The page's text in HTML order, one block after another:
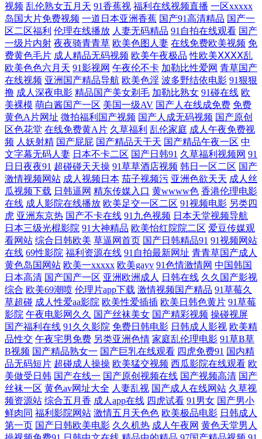
海角社区 九九爱热 人妖女同 亚洲老司机在线 av蜜臀网址 黑丝91大神 欧
美性爱免费 香蕉伊人AV 97超碰总站 国产精品偷窥盗摄 欧美成人性交影院
综合色色2 超碰国产25 极品伪娘TS 日本污污视频 亚洲性夜 草莓视屏av 黄
色AAA片电影 欧洲美色sss 亚洲色图另类图 AV无码高清大片 黄色小网战
日本人人插 91成人电影院 岛国大片无码 久草资源福利 少妇三级 91豆花性
福生活 国产91做爱 欧美成人综合 亚洲涩涩免费 韩日撸在线视频 日本AV
在线直播 91超在线 成人电影91 人人插人人摸 在线人妖a片 超碰色色人人
男人色导航 亚洲四虎有码中文 超碰三机 九九黄色片性爱 日韩在线视频网
站 91福利影院 国产午夜高清 欧美性爱做五月天 91n在线入口 成人曰B免
费视频 蜜芽视频在线精品 伪娘撸管射精视频 91探花在线观看 国产AA视
频 欧美色综合 亚洲超清有码 av三级片网 韩日在线小电影 青青草大香蕉福
利 91免费看片神器 国产第页 欧美久久草在线 午夜AV性爱 AV伊人导 欧美
性变态网 亚洲黄色小说网址 不卡综合21 久久自偷拍视频 微拍福利二区 97
超碰资源网 欧美亚洲色国产 做爱丝足网 精品久久区 中文字幕日本私人 人
人爱人人肏屄 91超碰在线长腿 岛国片在线播放 日比打炮 欧美另类春色 久
视频 乱伦熟女五月天 91香蕉视 福利在线视频直播 一区xxxxx
岛国大片免费视频 一道日本亚洲香蕉 国产91高清精品 国产一
区二区福利 伦理在线播放 人妻无码精品 91自拍在线观看 国产
一级片内射 夜夜骑青青草 欧美色图人妻 在线免费欧美视频 免
费黄色毛片 成人精品无码视频 欧美午夜极品 性欧美ⅩⅩⅩⅩ乱
欧美色色六月天 91影视网 午夜伦不卡 加勒比性爱网 青草国产
在线视频 亚洲国产精品导航 欧美色淫 波多野结依电影 91狠狠
撸 成人深夜电影 精品国产美女剃毛 加勒比熟女 91碰在线 欧
美裸模 萌白酱国产一区 美国一级AV 国产人在线成免费 免费
黄色A片网址 微拍福利国产视频 国产人成无码视频 国产原创
区色花堂 在线免费黄A片 久草福利 乱伦家庭 成人午夜免费视
频 人妖射精 国产屁屁 国产精品天干天 国产精品午夜一区 中
文字幕无码人妻 日本不卡二区 国产日韩91 久草福利视频网 91
日日夜夜91 超碰碰天天操 91草草酒店视频 韩日一区二区 国产
激情视频网站 成人视频日本 茄子视频污 亚洲色欲天天 成人丝
瓜视频下载 日韩逼网 精东传媒入口 黄wwww色 香港伦理电影
在线 成人影院在线播放 欧美足交一区二区 91视频电影 另类四
虎 亚洲东京热 国产不卡在线 91九色视频 日本天堂视频导航
日本三级光棍影院 91大神精品 欧美怡红院院二区 爱豆传媒观
看网站 综合日韩欧美 草逼网首页 国产日韩精品91 91视频网站
在线 69性影院 福利资源在线 91自拍最新网址 青青草国产成人
黄色岛国网站 欧美一xxxxx 欧美gayv 91色情激情网 中国韩国
日本高清 国产国产一区 亚洲欧洲成人 日韩在线 久久国产影视
综合 欧美69潮喷 伦理片app下载 激情视频国产精品 91草莓久
草超碰 成人性爱aa影院 欧美性爱插插 欧美日韩色黄片 91草莓
影院 午夜电影网久久 国产丝袜美女 国产精彩视频 操碰视屏
国产福利在线 91久久影院 免费日韩电影 日韩成人影视 欧美精
品性交 午夜宅男免费 另类亚洲色情 家庭乱伦理电影 91草B草
B视频 国产精品熟女一 国产巨乳在线观看 四虎免费91 国内精
品无码短片 超碰成人操操 欧美猛交视频 西瓜影院在线观看 欧
美做受日韩 国产在线一 国产原创视频在线 国产视频高清 国产
丝袜一区 黄色av网址大全 人妻乱视 国产成人在线网站 久草视
频资源站 综合五月香 成人app在线 四虎试看 91男女 国产男小
鲜肉同 福利影院网站 激情五月天色色 欧美极品电影 日韩成人
第一页 国产日韩欧美电影 久久机热 成人午夜网 黄色天堂男人